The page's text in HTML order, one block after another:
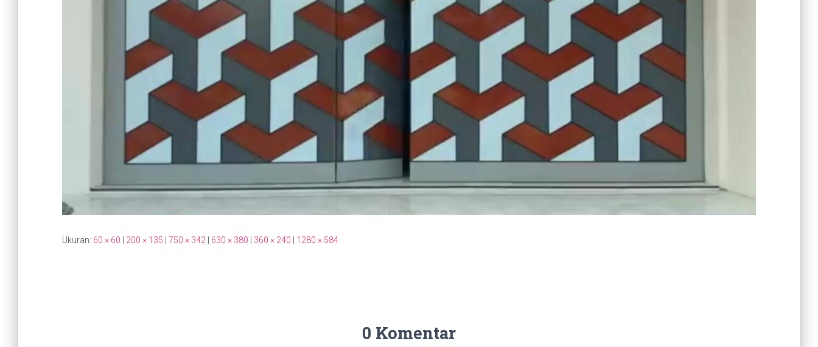
Ukuran: 60 × 60 200 × 135 750 × 342 630 × 380 360 × 240 1280 × 584
0 Komentar